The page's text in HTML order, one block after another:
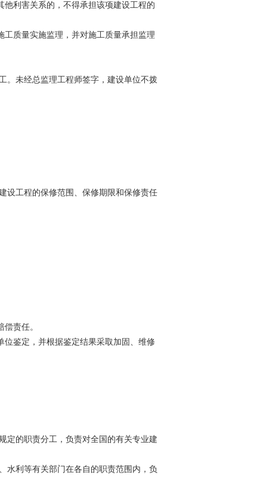
利害关系的，不得承担该项建设工程的
质量实施监理，并对施工质量承担监理
。未经总监理工程师签字，建设单位不拨
设工程的保修范围、保修期限和保修责任
责任。
鉴定，并根据鉴定结果采取加固、维修
定的职责分工，负责对全国的有关专业建
水利等有关部门在各自的职责范围内，负